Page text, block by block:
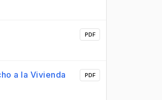
PDF
a la Vivienda PDF